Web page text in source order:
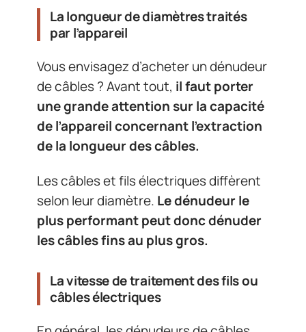
La longueur de diamètres traités
par l’appareil
Vous envisagez d’acheter un dénudeur
de câbles ? Avant tout, il faut porter
une grande attention sur la capacité
de l’appareil concernant l’extraction
de la longueur des câbles.
Les câbles et fils électriques diffèrent
selon leur diamètre. Le dénudeur le
plus performant peut donc dénuder
les câbles fins au plus gros.
La vitesse de traitement des fils ou
câbles électriques